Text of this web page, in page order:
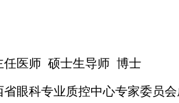
任医师 硕士生导师 博士
省眼科专业质控中心专家委员会